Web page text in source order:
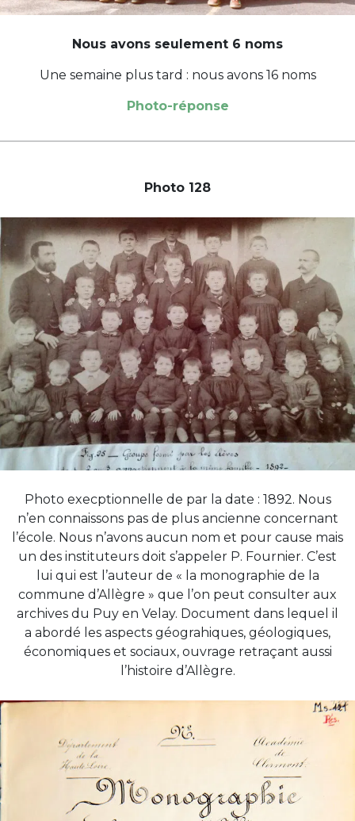
Nous avons seulement 6 noms
Une semaine plus tard : nous avons 16 noms
Photo-réponse
Photo 128
Photo execptionnelle de par la date : 1892. Nous
n’en connaissons pas de plus ancienne concernant
l’école. Nous n’avons aucun nom et pour cause mais
un des instituteurs doit s’appeler P. Fournier. C’est
lui qui est l’auteur de « la monographie de la
commune d’Allègre » que l’on peut consulter aux
archives du Puy en Velay. Document dans lequel il
a abordé les aspects géograhiques, géologiques,
économiques et sociaux, ouvrage retraçant aussi
l’histoire d’Allègre.